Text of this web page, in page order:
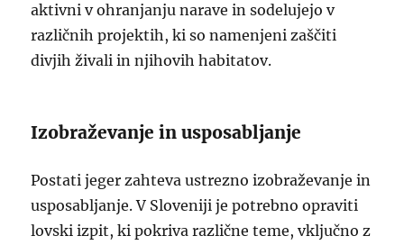
aktivni v ohranjanju narave in sodelujejo v
različnih projektih, ki so namenjeni zaščiti
divjih živali in njihovih habitatov.
Izobraževanje in usposabljanje
Postati jeger zahteva ustrezno izobraževanje in
usposabljanje. V Sloveniji je potrebno opraviti
lovski izpit, ki pokriva različne teme, vključno z